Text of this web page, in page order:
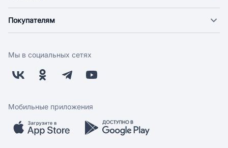
Новости
Поставщикам
Заводчикам
Обратная связь
Покупателям
Оплата
Бонусная программа
Скидки и акции
Мобильное приложение
Мы в социальных сетях
Мобильные приложения